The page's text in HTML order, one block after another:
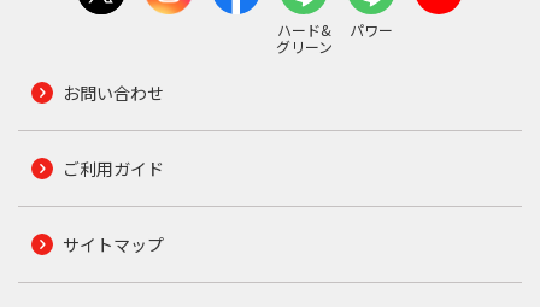
ハード&
グリーン
パワー
お問い合わせ
ご利用ガイド
サイトマップ